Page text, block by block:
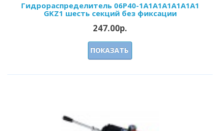
Гидрораспределитель 06Р40-1А1А1А1A1A1A1
GKZ1 шесть секций без фиксации
247.00р.
ПОКАЗАТЬ